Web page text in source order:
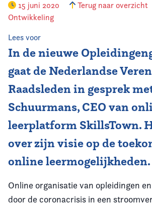
15 juni 2020 Terug naar overzicht
Ontwikkeling
Lees voor
In de nieuwe
gaat de Nederlandse
Raadsleden in gesprek
Schuurmans, CEO van
leerplatform SkillsTown.
over zijn visie op de
online leermogelijkheden.
Online organisatie van opleidingen
door de coronacrisis in een